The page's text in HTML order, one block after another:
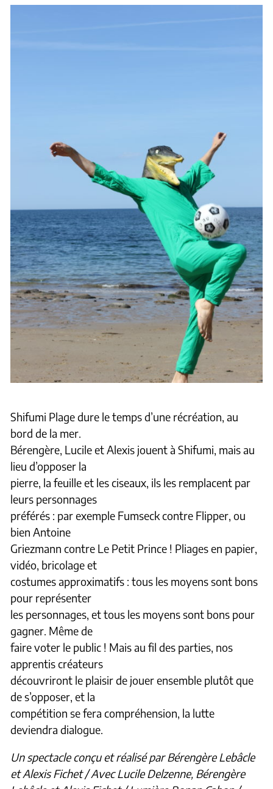
Shifumi Plage dure le temps d’une récréation, au
bord de la mer.
Bérengère, Lucile et Alexis jouent à Shifumi, mais au
lieu d’opposer la
pierre, la feuille et les ciseaux, ils les remplacent par
leurs personnages
préférés : par exemple Fumseck contre Flipper, ou
bien Antoine
Griezmann contre Le Petit Prince ! Pliages en papier,
vidéo, bricolage et
costumes approximatifs : tous les moyens sont bons
pour représenter
les personnages, et tous les moyens sont bons pour
gagner. Même de
faire voter le public ! Mais au fil des parties, nos
apprentis créateurs
découvriront le plaisir de jouer ensemble plutôt que
de s’opposer, et la
compétition se fera compréhension, la lutte
deviendra dialogue.
Un spectacle conçu et réalisé par Bérengère Lebâcle
et Alexis Fichet / Avec Lucile Delzenne, Bérengère